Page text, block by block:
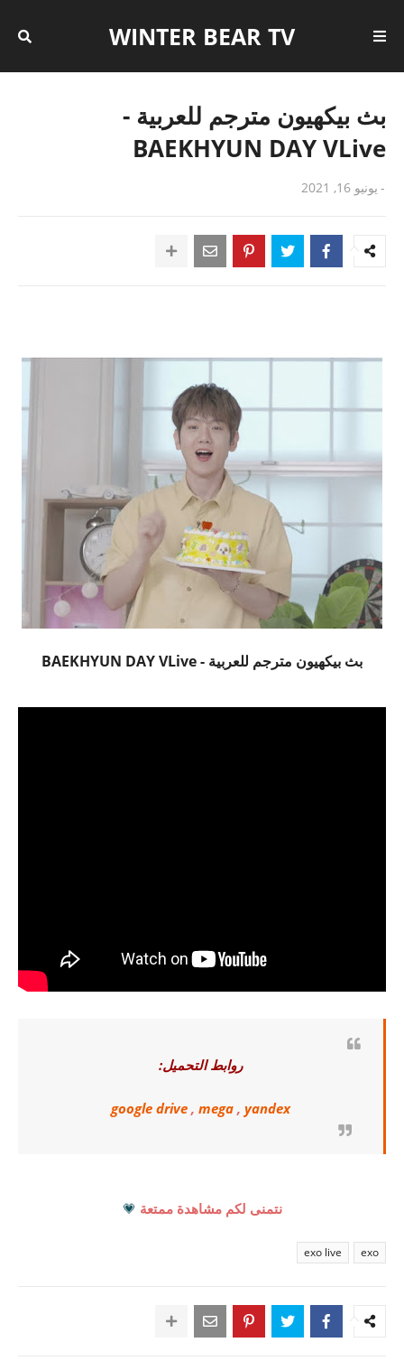
WINTER BEAR TV
بث بيكهيون مترجم للعربية -
BAEKHYUN DAY VLive
- يونيو 16, 2021
بث بيكهيون مترجم للعربية - BAEKHYUN DAY VLive
روابط التحميل:
google drive , mega , yandex
نتمنى لكم مشاهدة ممتعة 💗
exo
exo live